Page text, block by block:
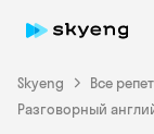
Skyeng Все
Разговорный